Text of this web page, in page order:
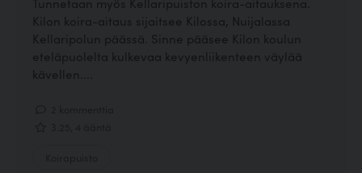
Kilon koira-aitaus sijaitsee Kilossa, Nuijalassa
Kellaripolun päässä. Sinne pääsee Kilon koulun
eteläpuolelta kulkevaa kevyenliikenteen väylää
kävellen....